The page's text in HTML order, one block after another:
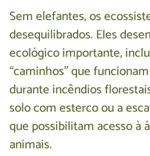
Sem elefantes, os
desequilibrados. Eles
ecológico importante,
“caminhos” que
durante incêndios
solo com esterco ou a
que possibilitam acesso à
animais.